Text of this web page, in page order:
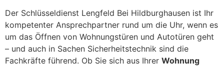
Der Schlüsseldienst Lengfeld Bei Hildburghausen ist Ihr
kompetenter Ansprechpartner rund um die Uhr, wenn es
um das Öffnen von Wohnungstüren und Autotüren geht
– und auch in Sachen Sicherheitstechnik sind die
Fachkräfte führend. Ob Sie sich aus Ihrer Wohnung